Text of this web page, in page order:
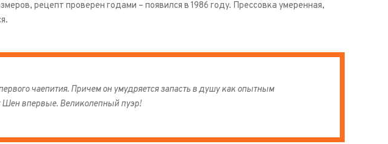
рецепт проверен годами – появился в 1986 году. Прессовка умеренная,
чаепития. Причем он умудряется запасть в душу как опытным
Шен впервые. Великолепный пуэр!